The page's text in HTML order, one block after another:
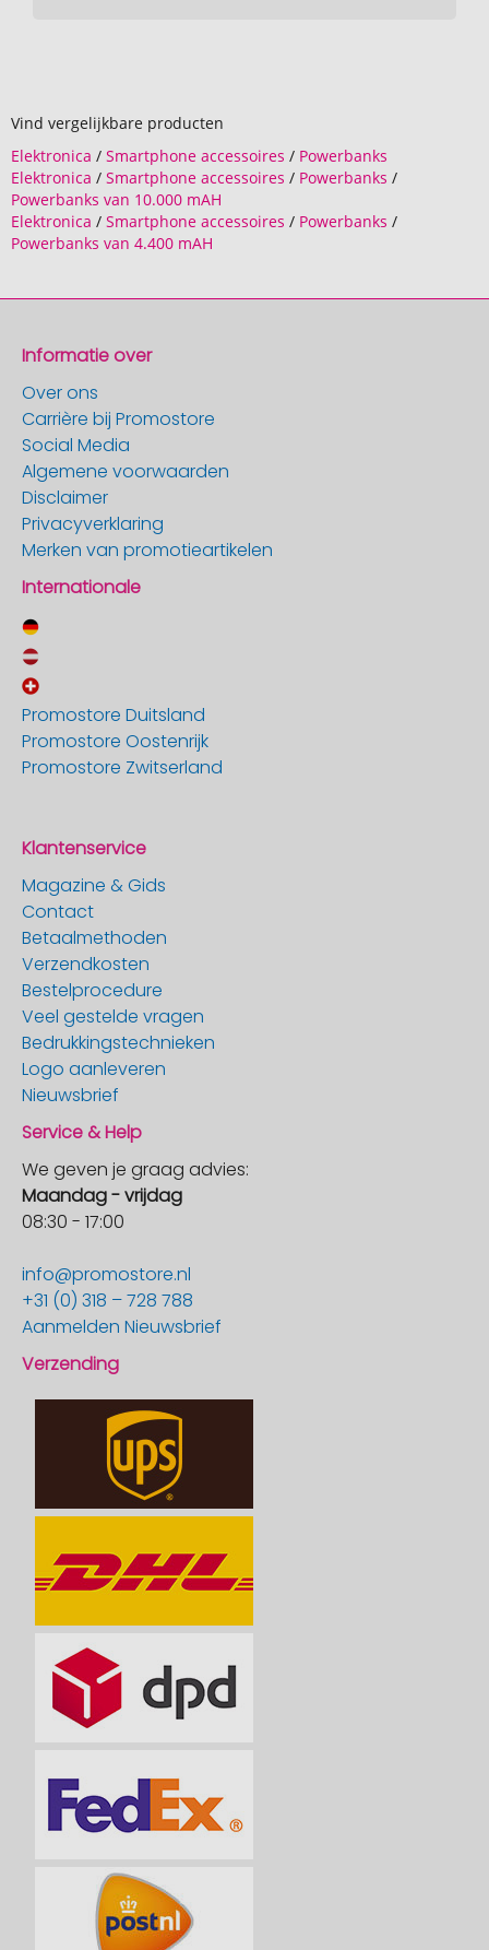
Vind vergelijkbare producten
Elektronica / Smartphone accessoires / Powerbanks
Elektronica / Smartphone accessoires / Powerbanks /
Powerbanks van 10.000 mAH
Elektronica / Smartphone accessoires / Powerbanks /
Powerbanks van 4.400 mAH
Informatie over
Over ons
Carrière bij Promostore
Social Media
Algemene voorwaarden
Disclaimer
Privacyverklaring
Merken van promotieartikelen
Internationale
Promostore Duitsland
Promostore Oostenrijk
Promostore Zwitserland
Klantenservice
Magazine & Gids
Contact
Betaalmethoden
Verzendkosten
Bestelprocedure
Veel gestelde vragen
Bedrukkingstechnieken
Logo aanleveren
Nieuwsbrief
Service & Help
We geven je graag advies:
Maandag - vrijdag
08:30 - 17:00
info@promostore.nl
+31 (0) 318 – 728 788
Aanmelden Nieuwsbrief
Verzending